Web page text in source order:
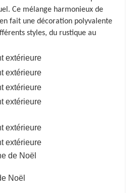
Ce mélange harmonieux de
fait une décoration polyvalente
styles, du rustique au